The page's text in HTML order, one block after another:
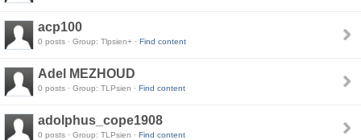
acp100
0 posts · Group: Tlpsien+ · Find content
Adel MEZHOUD
0 posts · Group: TLPsien · Find content
adolphus_cope1908
0 posts · Group: TLPsien · Find content